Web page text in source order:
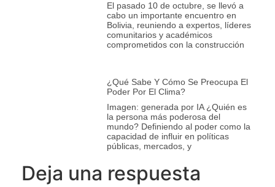
El pasado 10 de octubre, se llevó a
cabo un importante encuentro en
Bolivia, reuniendo a expertos, líderes
comunitarios y académicos
comprometidos con la construcción
¿Qué Sabe Y Cómo Se Preocupa El
Poder Por El Clima?
Imagen: generada por IA ¿Quién es
la persona más poderosa del
mundo? Definiendo al poder como la
capacidad de influir en políticas
públicas, mercados, y
Deja una respuesta